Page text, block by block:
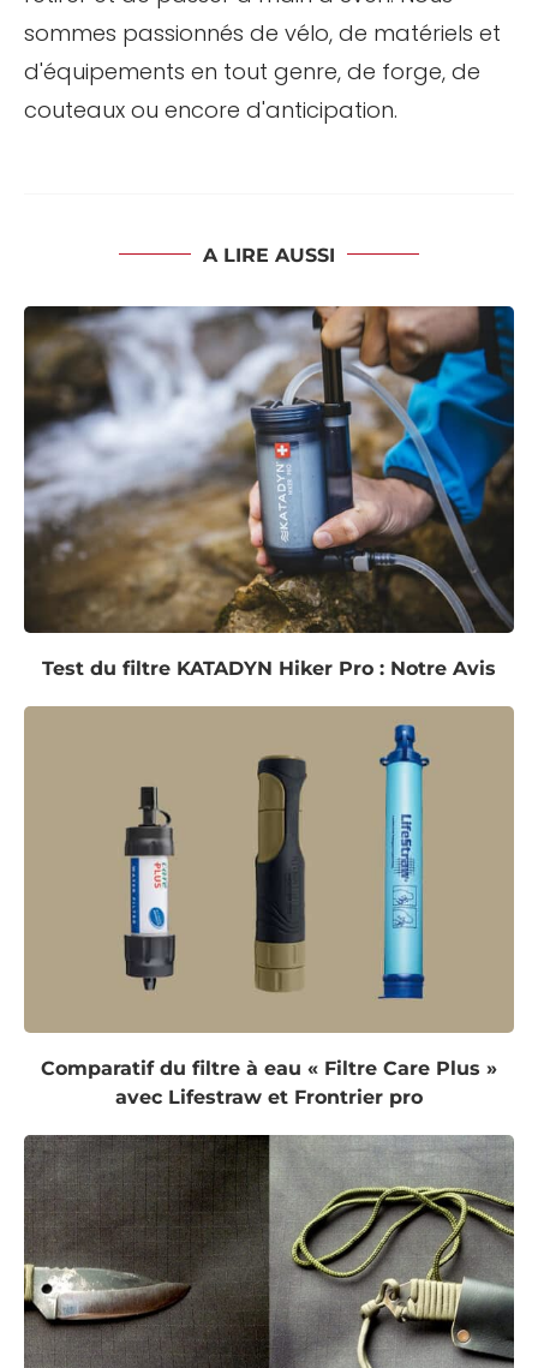
sommes passionnés de vélo, de matériels et
d'équipements en tout genre, de forge, de
couteaux ou encore d'anticipation.
A LIRE AUSSI
Test du filtre KATADYN Hiker Pro : Notre Avis
Comparatif du filtre à eau « Filtre Care Plus »
avec Lifestraw et Frontrier pro